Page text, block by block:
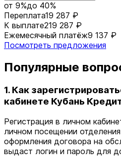
от 9%до 40%
Переплата19 287 ₽
К выплате219 287 ₽
Ежемесячный платёж9 137 ₽
Посмотреть предложения
Популярные
1. Как
кабинете Кубань
Регистрация в личном
личном посещении
оформления договора на
выдаст логин и пароль для